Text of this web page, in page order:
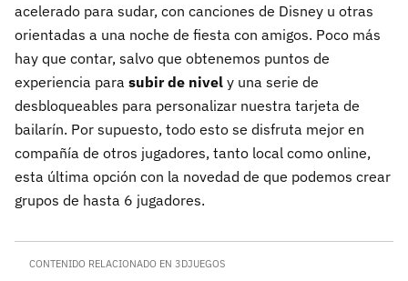
acelerado para sudar, con canciones de Disney u otras
orientadas a una noche de fiesta con amigos. Poco más
hay que contar, salvo que obtenemos puntos de
experiencia para subir de nivel y una serie de
desbloqueables para personalizar nuestra tarjeta de
bailarín. Por supuesto, todo esto se disfruta mejor en
compañía de otros jugadores, tanto local como online,
esta última opción con la novedad de que podemos crear
grupos de hasta 6 jugadores.
CONTENIDO RELACIONADO EN 3DJUEGOS